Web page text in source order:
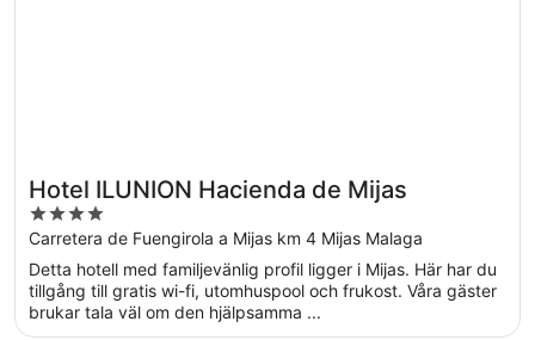
Hotel ILUNION Hacienda de Mijas
4
out
of
5
Carretera de Fuengirola a Mijas km 4 Mijas Malaga
Detta hotell med familjevänlig profil ligger i Mijas. Här har du
tillgång till gratis wi-fi, utomhuspool och frukost. Våra gäster
brukar tala väl om den hjälpsamma ...